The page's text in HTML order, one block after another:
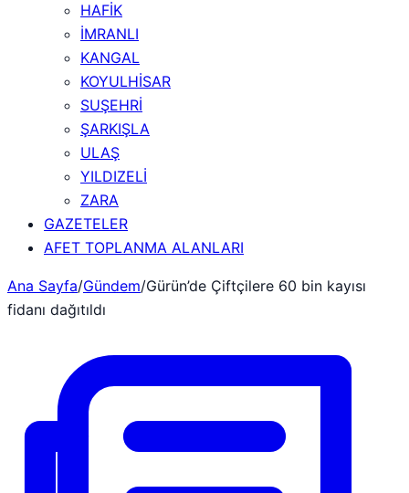
HAFİK
İMRANLI
KANGAL
KOYULHİSAR
SUŞEHRİ
ŞARKIŞLA
ULAŞ
YILDIZELİ
ZARA
GAZETELER
AFET TOPLANMA ALANLARI
Ana Sayfa/Gündem/Gürün’de Çiftçilere 60 bin kayısı
fidanı dağıtıldı